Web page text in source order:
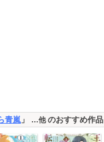
青嵐 」 …他のおすすめ作品